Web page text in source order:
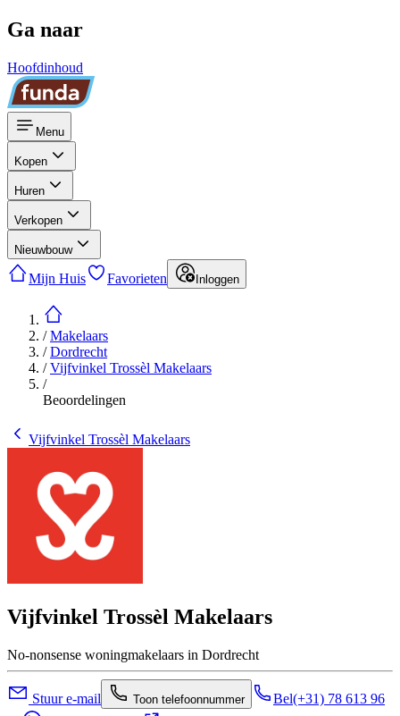
Ga naar
Hoofdinhoud
Menu
Kopen
Huren
Verkopen
Nieuwbouw
Mijn Huis Favorieten Inloggen
/Makelaars
/Dordrecht
/Vijfvinkel Trossèl Makelaars
/
Beoordelingen
Vijfvinkel Trossèl Makelaars
Vijfvinkel Trossèl Makelaars
No-nonsense woningmakelaars in Dordrecht
Stuur e-mail Toon telefoonnummer Bel(+31) 78 613 96